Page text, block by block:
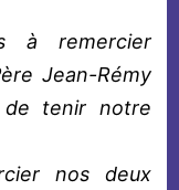
à remercier
Jean-Rémy
de tenir notre
nos deux